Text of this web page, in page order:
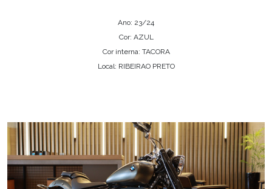
Ano: 23/24
Cor: AZUL
Cor interna: TACORA
Local: RIBEIRAO PRETO